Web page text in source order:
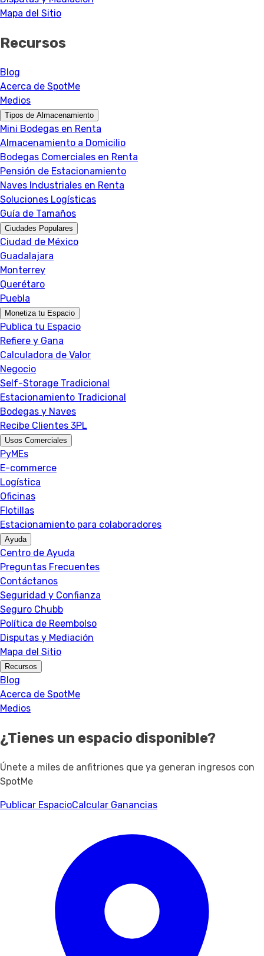
Mapa del Sitio
Recursos
Blog
Acerca de SpotMe
Medios
Tipos de Almacenamiento
Mini Bodegas en Renta
Almacenamiento a Domicilio
Bodegas Comerciales en Renta
Pensión de Estacionamiento
Naves Industriales en Renta
Soluciones Logísticas
Guía de Tamaños
Ciudades Populares
Ciudad de México
Guadalajara
Monterrey
Querétaro
Puebla
Monetiza tu Espacio
Publica tu Espacio
Refiere y Gana
Calculadora de Valor
Negocio
Self-Storage Tradicional
Estacionamiento Tradicional
Bodegas y Naves
Recibe Clientes 3PL
Usos Comerciales
PyMEs
E-commerce
Logística
Oficinas
Flotillas
Estacionamiento para colaboradores
Ayuda
Centro de Ayuda
Preguntas Frecuentes
Contáctanos
Seguridad y Confianza
Seguro Chubb
Política de Reembolso
Disputas y Mediación
Mapa del Sitio
Recursos
Blog
Acerca de SpotMe
Medios
¿Tienes un espacio disponible?
Únete a miles de anfitriones que ya generan ingresos con
SpotMe
Publicar EspacioCalcular Ganancias